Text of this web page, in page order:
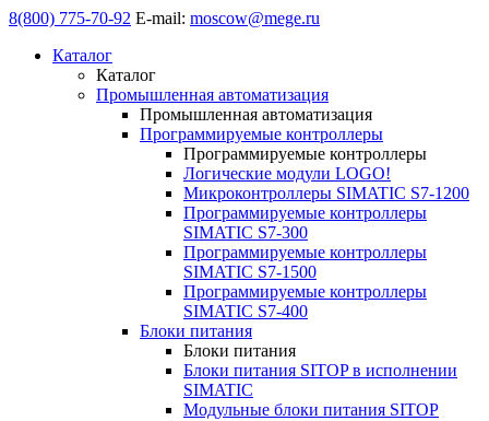
8(800) 775-70-92 E-mail: moscow@mege.ru
Каталог
Каталог
Промышленная автоматизация
Промышленная автоматизация
Программируемые контроллеры
Программируемые контроллеры
Логические модули LOGO!
Микроконтроллеры SIMATIC S7-1200
Программируемые контроллеры
SIMATIC S7-300
Программируемые контроллеры
SIMATIC S7-1500
Программируемые контроллеры
SIMATIC S7-400
Блоки питания
Блоки питания
Блоки питания SITOP в исполнении
SIMATIC
Модульные блоки питания SITOP